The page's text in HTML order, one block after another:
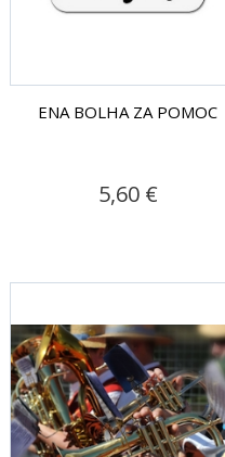
ENA BOLHA ZA POMOC
5,60 €